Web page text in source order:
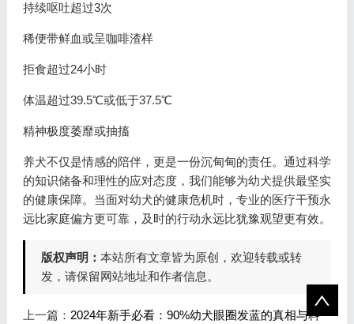
持续呕吐超过3次
稀便带鲜血或呈咖啡渣样
拒食超过24小时
体温超过39.5℃或低于37.5℃
精神极度萎靡或抽搐
养犬不仅是情感的陪伴，更是一份沉甸甸的责任。通过科学
的知识储备和理性的应对态度，我们能够为幼犬提供最坚实
的健康保障。当面对幼犬的健康危机时，专业的医疗干预永
远比家庭偏方更可靠，及时的行动永远比犹豫观望更有效。
版权声明： 本站所有文章皆为原创，欢迎转载或转
发，请保留网站地址和作者信息。
上一篇： 2024年新手必看：90%幼犬眼圈发蓝的真相与科